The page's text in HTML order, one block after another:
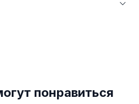
понравиться